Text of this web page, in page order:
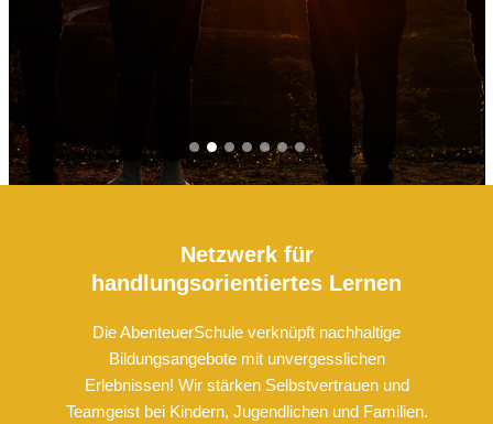
Netzwerk für
handlungsorientiertes Lernen
Die AbenteuerSchule verknüpft nachhaltige
Bildungsangebote mit unvergesslichen
Erlebnissen! Wir stärken Selbstvertrauen und
Teamgeist bei Kindern, Jugendlichen und Familien.